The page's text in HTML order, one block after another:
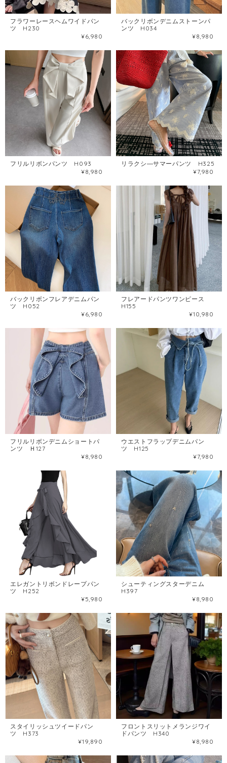
フラワーレースヘムワイドパン
ツ H230
¥6,980
バックリボンデニムストーンパ
ンツ H034
¥8,980
フリルリボンパンツ H093
¥8,980
リラクシ―サマーパンツ H325
¥7,980
バックリボンフレアデニムパン
ツ H052
¥6,980
フレアードパンツワンピース
H155
¥10,980
フリルリボンデニムショートパ
ンツ Ｈ127
¥8,980
ウエストフラップデニムパン
ツ H125
¥7,980
エレガントリボンドレープパン
ツ H252
¥5,980
シューティングスターデニム
H397
¥8,980
スタイリッシュツイードパン
ツ H373
¥19,890
フロントスリットメランジワイ
ドパンツ H340
¥8,980